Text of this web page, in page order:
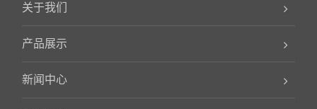
关于我们
产品展示
新闻中心